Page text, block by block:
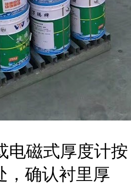
电磁式厚度计按
，确认衬里厚